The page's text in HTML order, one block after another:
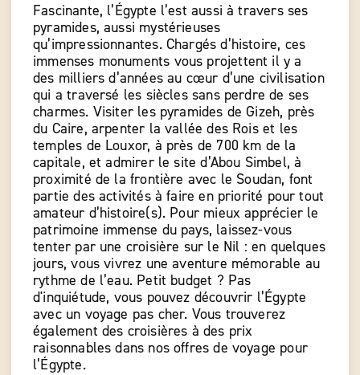
Fascinante, l’Égypte l’est aussi à travers ses
pyramides, aussi mystérieuses
qu’impressionnantes. Chargés d’histoire, ces
immenses monuments vous projettent il y a
des milliers d’années au cœur d’une civilisation
qui a traversé les siècles sans perdre de ses
charmes. Visiter les pyramides de Gizeh, près
du Caire, arpenter la vallée des Rois et les
temples de Louxor, à près de 700 km de la
capitale, et admirer le site d’Abou Simbel, à
proximité de la frontière avec le Soudan, font
partie des activités à faire en priorité pour tout
amateur d’histoire(s). Pour mieux apprécier le
patrimoine immense du pays, laissez-vous
tenter par une croisière sur le Nil : en quelques
jours, vous vivrez une aventure mémorable au
rythme de l’eau. Petit budget ? Pas
d'inquiétude, vous pouvez découvrir l’Égypte
avec un voyage pas cher. Vous trouverez
également des croisières à des prix
raisonnables dans nos offres de voyage pour
l’Égypte.